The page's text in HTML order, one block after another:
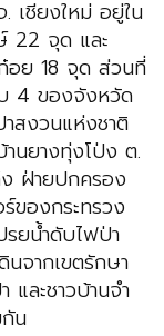
เชียงใหม่ อยู่ใน
22 จุด และ
ย 18 จุด ส่วนที่
4 ของจังหวัด
สงวนแห่งชาติ
นยางทุ่งโป่ง ต.
ฝ่ายปกครอง
ของกระทรวง
รยน้ำดับไฟป่า
จากเขตรักษา
ละชาวบ้านจำ
น